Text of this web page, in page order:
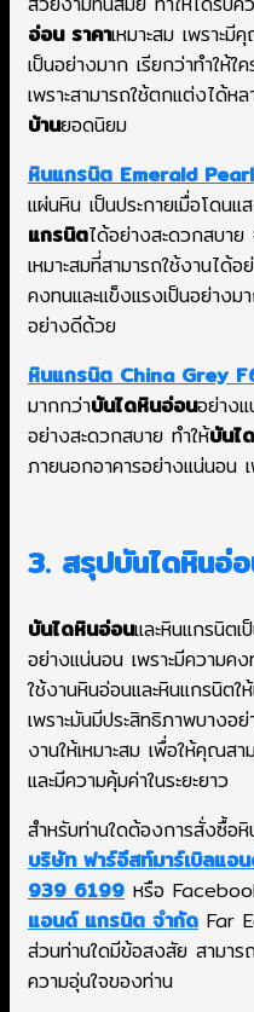
อ่อน ราคาเหมาะสม เพราะ
เป็นอย่างมาก เรียกว่าทำให้
เพราะสามารถใช้ตกแต่งได้ห
บ้านยอดนิยม
หินแกรนิต Emerald Pearl
แผ่นหิน เป็นประกายเมื่อโดนแ
แกรนิตได้อย่างสะดวกสบาย
เหมาะสมที่สามารถใช้งานได้
คงทนและแข็งแรงเป็นอย่าง
อย่างดีด้วย
หินแกรนิต China Grey
มากกว่าบันไดหินอ่อนอย่าง
อย่างสะดวกสบาย ทำให้บันไ
ภายนอกอาคารอย่างแน่นอน
3. สรุปบันไดหินอ่
บันไดหินอ่อนและหินแกรนิต
อย่างแน่นอน เพราะมีความ
ใช้งานหินอ่อนและหินแกรนิต
เพราะมันมีประสิทธิภาพบาง
งานให้เหมาะสม เพื่อให้คุณส
และมีความคุ้มค่าในระยะยาว
สำหรับท่านใดต้องการสั่งซื้อ
บริษัท ฟาร์อีสท์มาร์เบิลแอ
939 6199 หรือ
แอนด์ แกรนิต จำกัด Far
ส่วนท่านใดมีข้อสงสัย สามาร
ความอุ่นใจของท่าน